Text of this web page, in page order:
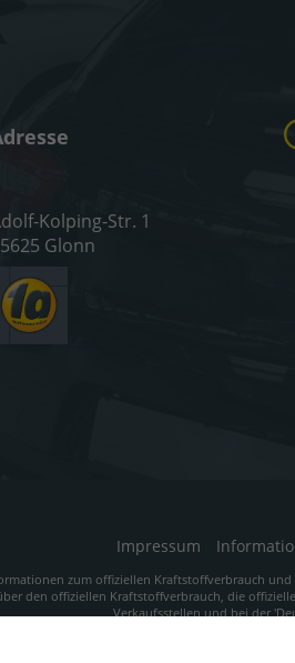
Kolping-Str. 1
Glonn
Impressum
zum offiziellen Kraftstoffverbrauch und
den offiziellen Kraftstoffverbrauch, die
Verkaufsstellen und bei der